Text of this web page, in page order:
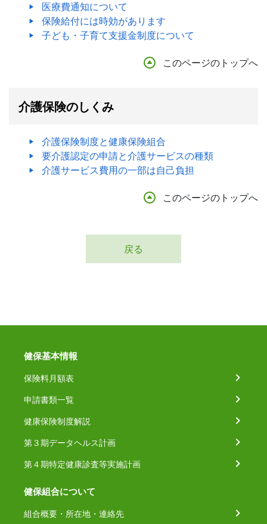
医療費通知について
保険給付には時効があります
子ども・子育て支援金制度について
このページのトップへ
介護保険のしくみ
介護保険制度と健康保険組合
要介護認定の申請と介護サービスの種類
介護サービス費用の一部は自己負担
このページのトップへ
戻る
健保基本情報
保険料月額表
申請書類一覧
健康保険制度解説
第３期データヘルス計画
第４期特定健康診査等実施計画
健保組合について
組合概要・所在地・連絡先